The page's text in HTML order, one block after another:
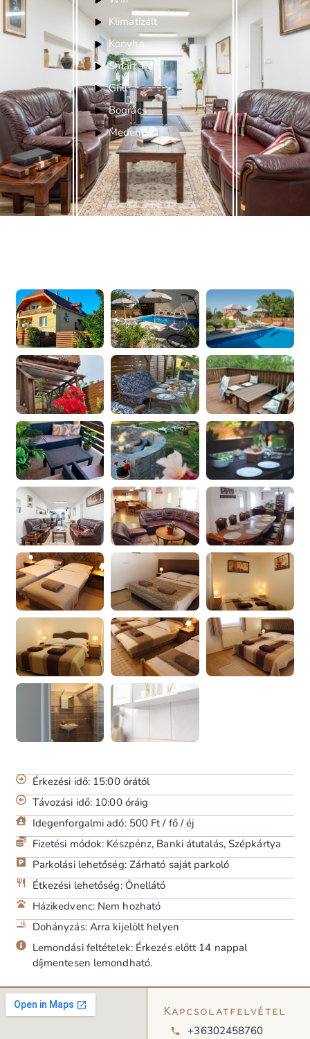
Klimatizált
Konyha
Smart TV
Grill
Bogrács
Medence
Érkezési idő: 15:00 órától
Távozási idő: 10:00 óráig
Idegenforgalmi adó: 500 Ft / fő / éj
Fizetési módok: Készpénz, Banki átutalás, Szépkártya
Parkolási lehetőség: Zárható saját parkoló
Étkezési lehetőség: Önellátó
Házikedvenc: Nem hozható
Dohányzás: Arra kijelölt helyen
Lemondási feltételek: Érkezés előtt 14 nappal
díjmentesen lemondható.
Kapcsolatfelvétel
+36302458760